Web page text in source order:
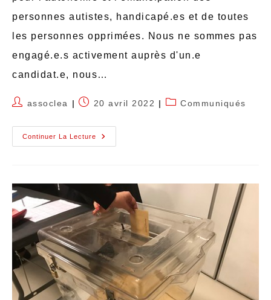
personnes autistes, handicapé.es et de toutes
les personnes opprimées. Nous ne sommes pas
engagé.e.s activement auprès d'un.e
candidat.e, nous…
assoclea 20 avril 2022 Communiqués
Continuer La Lecture